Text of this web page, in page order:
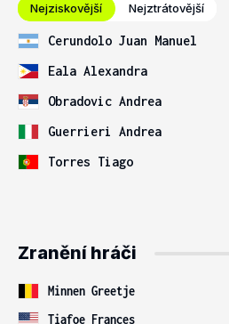
Nejziskovější Nejztrátovější
Cerundolo Juan Manuel
Eala Alexandra
Obradovic Andrea
Guerrieri Andrea
Torres Tiago
Zranění hráči
Minnen Greetje
Tiafoe Frances